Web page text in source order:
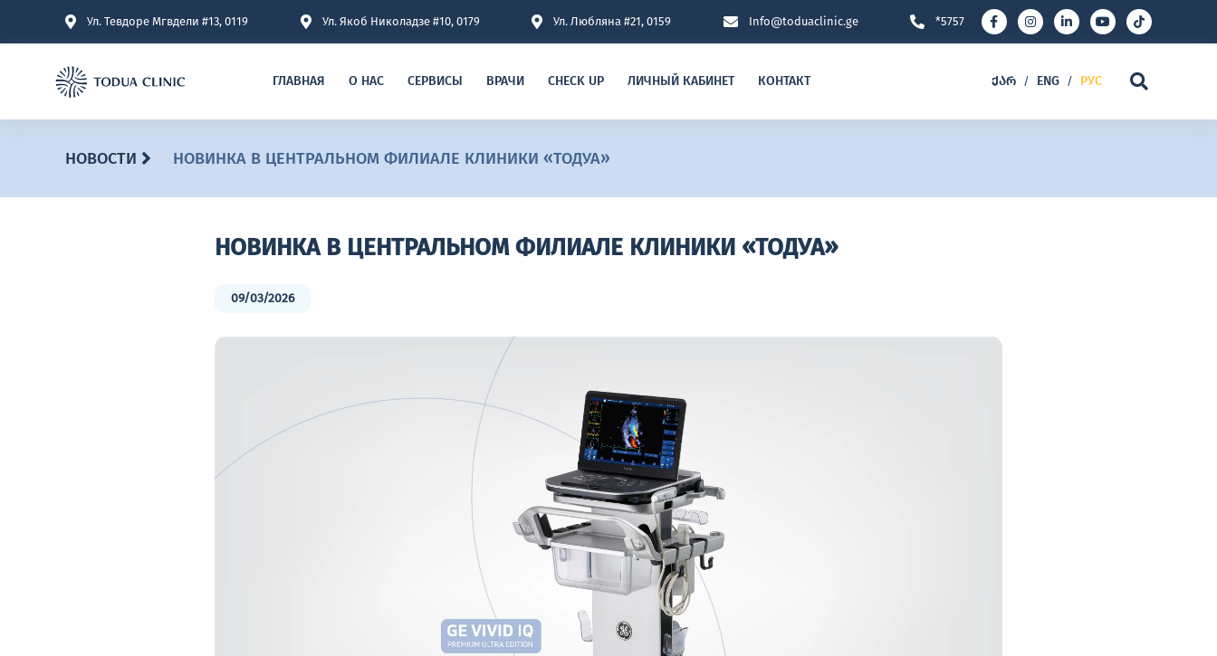
Ул. Тевдоре Мгвдели #13, 0119 Ул. Якоб Николадзе #10, 0179 Ул. Любляна #21, 0159 Info@toduaclinic.ge *5757
ГЛАВНАЯ О НАС СЕРВИСЫ ВРАЧИ CHECK UP ЛИЧНЫЙ КАБИНЕТ КОНТАКТ ᲥᲐᲠ / ENG / РУС
НОВОСТИ НОВИНКА В ЦЕНТРАЛЬНОМ ФИЛИАЛЕ КЛИНИКИ «ТОДУА»
НОВИНКА В ЦЕНТРАЛЬНОМ ФИЛИАЛЕ КЛИНИКИ «ТОДУА»
09/03/2026